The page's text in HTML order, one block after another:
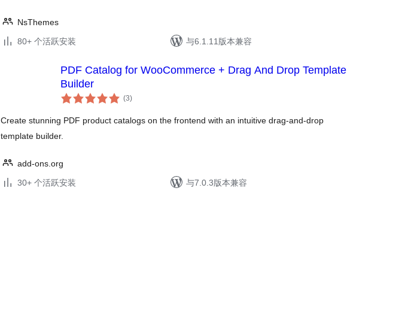
NsThemes
80+ 个活跃安装
与6.1.11版本兼容
PDF Catalog for WooCommerce + Drag And Drop Template
Builder
(3总
评)
Create stunning PDF product catalogs on the frontend with an intuitive drag-and-drop
template builder.
add-ons.org
30+ 个活跃安装
与7.0.3版本兼容